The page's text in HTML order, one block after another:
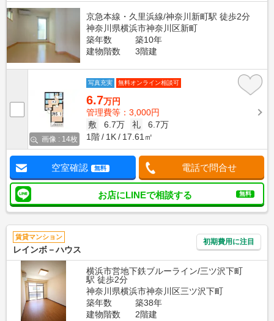
京急本線・久里浜線/神奈川新町駅 徒歩2分
神奈川県横浜市神奈川区新町
築年数
築10年
建物階数
3階建
画像 : 14枚
写真充実 無料オンライン相談可
6.7万円
管理費等：3,000円
敷
6.7万 礼
6.7万
1階
1K 17.61㎡
空室確認 無料 電話で問合せ
お店にLINEで相談する 無料
賃貸マンション
レインボ－ハウス
初期費用に注目
横浜市営地下鉄ブルーライン/三ツ沢下町
駅 徒歩2分
神奈川県横浜市神奈川区三ツ沢下町
築年数
築38年
建物階数
2階建